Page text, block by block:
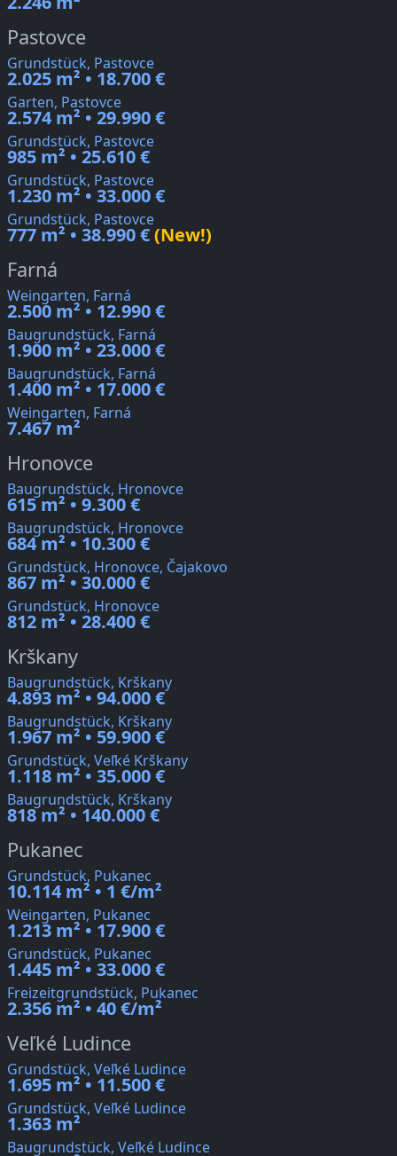
Pastovce
Grundstück, Pastovce
2.025 m² • 18.700 €
Garten, Pastovce
2.574 m² • 29.990 €
Grundstück, Pastovce
985 m² • 25.610 €
Grundstück, Pastovce
1.230 m² • 33.000 €
Grundstück, Pastovce
777 m² • 38.990 €(New!)
Farná
Weingarten, Farná
2.500 m² • 12.990 €
Baugrundstück, Farná
1.900 m² • 23.000 €
Baugrundstück, Farná
1.400 m² • 17.000 €
Weingarten, Farná
7.467 m²
Hronovce
Baugrundstück, Hronovce
615 m² • 9.300 €
Baugrundstück, Hronovce
684 m² • 10.300 €
Grundstück, Hronovce, Čajakovo
867 m² • 30.000 €
Grundstück, Hronovce
812 m² • 28.400 €
Krškany
Baugrundstück, Krškany
4.893 m² • 94.000 €
Baugrundstück, Krškany
1.967 m² • 59.900 €
Grundstück, Veľké Krškany
1.118 m² • 35.000 €
Baugrundstück, Krškany
818 m² • 140.000 €
Pukanec
Grundstück, Pukanec
10.114 m² • 1 €/m²
Weingarten, Pukanec
1.213 m² • 17.900 €
Grundstück, Pukanec
1.445 m² • 33.000 €
Freizeitgrundstück, Pukanec
2.356 m² • 40 €/m²
Veľké Ludince
Grundstück, Veľké Ludince
1.695 m² • 11.500 €
Grundstück, Veľké Ludince
1.363 m²
Baugrundstück, Veľké Ludince